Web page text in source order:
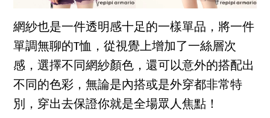
網紗也是一件透明感十足的一樣單品，將一件
單調無聊的T恤，從視覺上增加了一絲層次
感，選擇不同網紗顏色，還可以意外的搭配出
不同的色彩，無論是內搭或是外穿都非常特
別，穿出去保證你就是全場眾人焦點！